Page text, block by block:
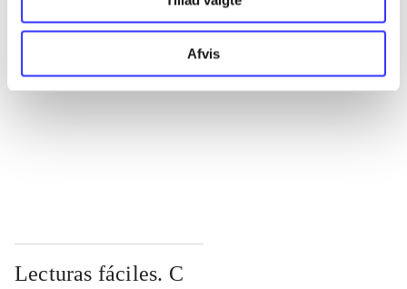
Afvis
...
...
Lecturas fáciles. C